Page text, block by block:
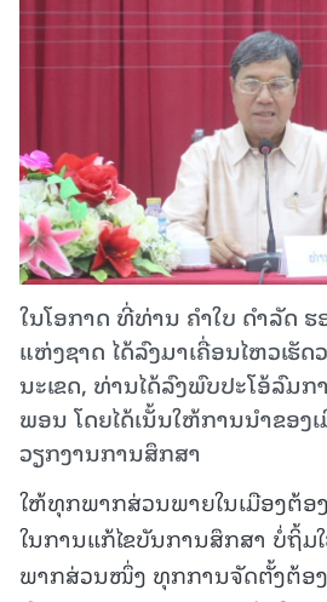
ໃນໂອກາດ ທີ່ທ່ານ ຄໍາໃບ ດໍາລັດ
ແຫ່ງຊາດ ໄດ້ລົງມາເຄື່ອນໄຫວເຮັ
ນະເຂດ, ທ່ານໄດ້ລົງພົບປະໂອ້ລົມ
ພອນ ໂດຍໄດ້ເນັ້ນໃຫ້ການນໍາຂອງ
ວຽກງານການສຶກສາ
ໃຫ້ທຸກພາກສ່ວນພາຍໃນເມືອງຕ້ອ
ໃນການແກ້ໄຂບັນການສຶກສາ ບໍ່ຖິ້ມ
ພາກສ່ວນໜຶ່ງ ທຸກການຈັດຕັ້ງຕ້ອ